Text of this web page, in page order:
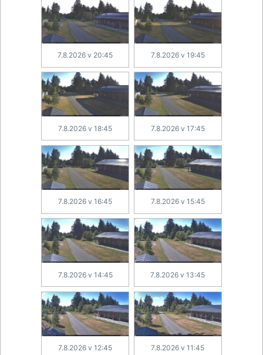
7.8.2026 v 20:45 7.8.2026 v 19:45
7.8.2026 v 18:45 7.8.2026 v 17:45
7.8.2026 v 16:45 7.8.2026 v 15:45
7.8.2026 v 14:45 7.8.2026 v 13:45
7.8.2026 v 12:45 7.8.2026 v 11:45